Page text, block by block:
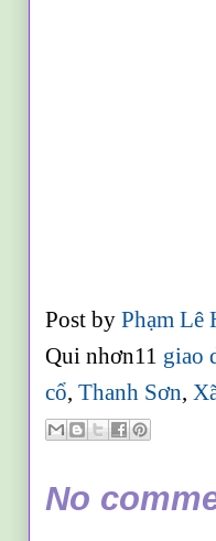
Post byPhạm Lê
Qui nhơn11 giao
cổ,Thanh Sơn,
No